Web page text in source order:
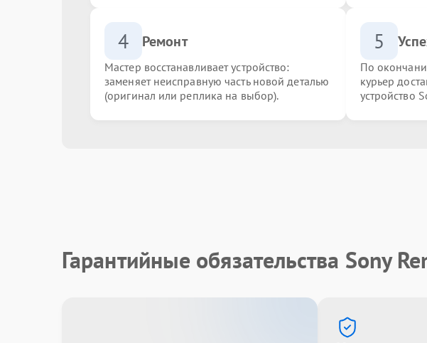
4 Ремонт
Мастер восстанавливает устройство:
заменяет неисправную часть новой деталью
(оригинал или реплика на выбор).
5
По
курьер
устройство
Гарантийные обязательства Sony